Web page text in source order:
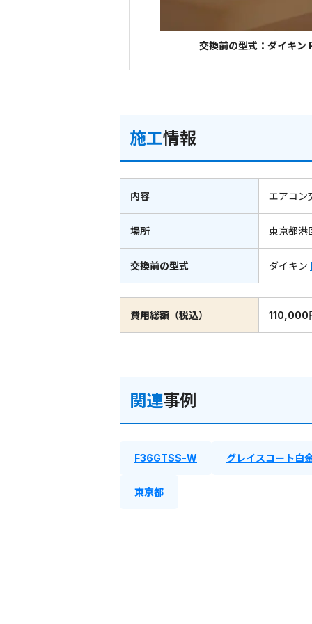
交換前の型式：ダイキ
施工情報
内容 エアコン
場所 東京都港
交換前の型式 ダイキン
費用総額（税込） 110,000
関連事例
F36GTSS-W グレイスコート白
東京都